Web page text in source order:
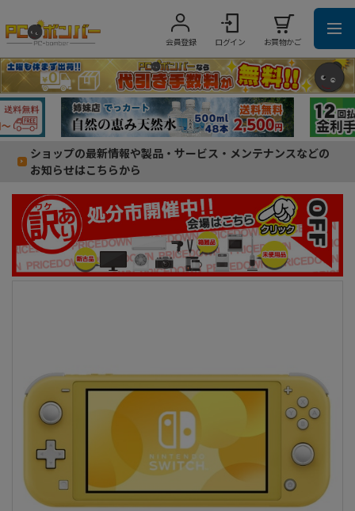
会員登録 ログイン お買物かご
ショップの最新情報や製品・サービス・メンテナンスなどの
お知らせはこちらから